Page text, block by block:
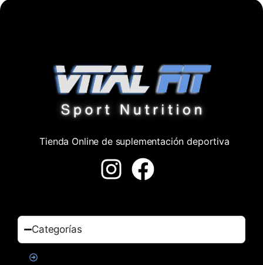
Tienda Online de suplementación deportiva
Categorías